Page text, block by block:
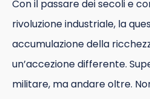
Con il passare dei secoli e
rivoluzione industriale, la
accumulazione della
un’accezione differente.
militare, ma andare oltre.